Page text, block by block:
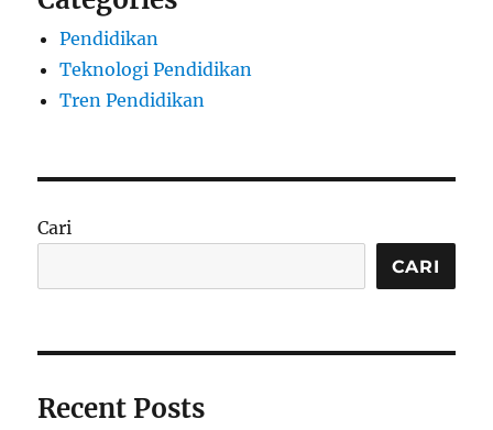
Pendidikan
Teknologi Pendidikan
Tren Pendidikan
Cari
CARI
Recent Posts